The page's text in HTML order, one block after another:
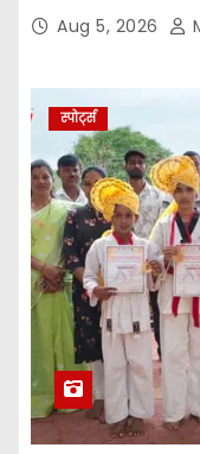
Aug 5, 2026
स्पोर्ट्स